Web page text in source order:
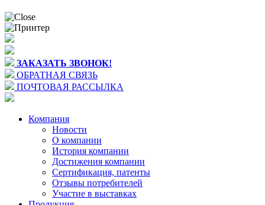
ЗАКАЗАТЬ ЗВОНОК!
ОБРАТНАЯ СВЯЗЬ
ПОЧТОВАЯ РАССЫЛКА
Компания
Новости
О компании
История компании
Достижения компании
Сертификация, патенты
Отзывы потребителей
Участие в выставках